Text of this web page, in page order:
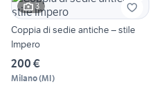
3
Coppia di sedie antiche – stile
Impero
200 €
Milano(MI)